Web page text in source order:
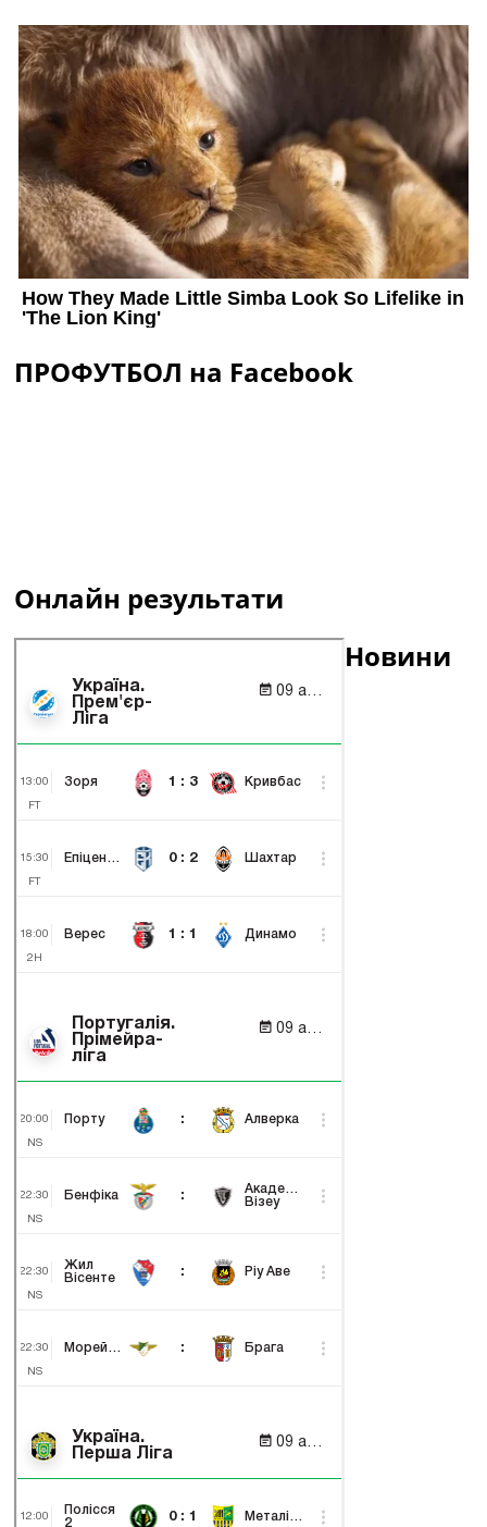
ПРОФУТБОЛ на Facebook
Онлайн результати
Новини